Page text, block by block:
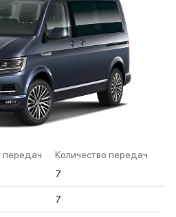
передач
Количество передач
7
7